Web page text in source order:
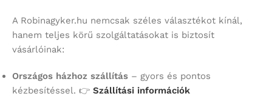
A Robinagyker.hu nemcsak széles választékot kínál,
hanem teljes körű szolgáltatásokat is biztosít
vásárlóinak:
Országos házhoz szállítás – gyors és pontos
kézbesítéssel. 👉 Szállítási információk